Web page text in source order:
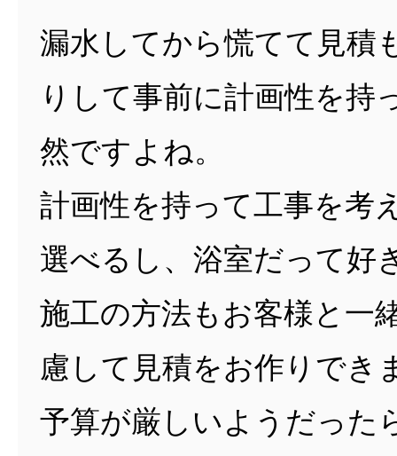
漏水してから慌てて見積
りして事前に計画性を持
然ですよね。
計画性を持って工事を考
選べるし、浴室だって好
施工の方法もお客様と一
慮して見積をお作りでき
予算が厳しいようだった